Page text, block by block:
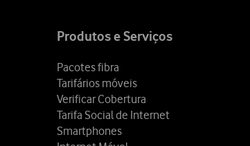
Produtos e Serviços
Pacotes fibra
Tarifários móveis
Verificar Cobertura
Tarifa Social de Internet
Smartphones